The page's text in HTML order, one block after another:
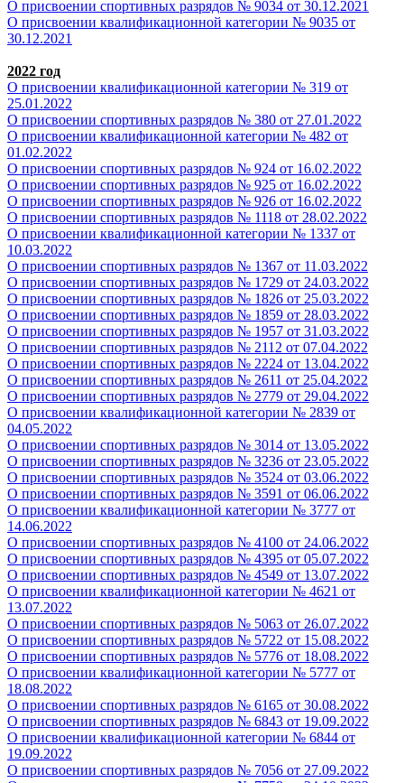
О присвоении спортивных разрядов № 9034 от 30.12.2021
О присвоении квалификационной категории № 9035 от
30.12.2021
2022 год
О присвоении квалификационной категории № 319 от
25.01.2022
О присвоении спортивных разрядов № 380 от 27.01.2022
О присвоении квалификационной категории № 482 от
01.02.2022
О присвоении спортивных разрядов № 924 от 16.02.2022
О присвоении спортивных разрядов № 925 от 16.02.2022
О присвоении спортивных разрядов № 926 от 16.02.2022
О присвоении спортивных разрядов № 1118 от 28.02.2022
О присвоении квалификационной категории № 1337 от
10.03.2022
О присвоении спортивных разрядов № 1367 от 11.03.2022
О присвоении спортивных разрядов № 1729 от 24.03.2022
О присвоении спортивных разрядов № 1826 от 25.03.2022
О присвоении спортивных разрядов № 1859 от 28.03.2022
О присвоении спортивных разрядов № 1957 от 31.03.2022
О присвоении спортивных разрядов № 2112 от 07.04.2022
О присвоении спортивных разрядов № 2224 от 13.04.2022
О присвоении спортивных разрядов № 2611 от 25.04.2022
О присвоении спортивных разрядов № 2779 от 29.04.2022
О присвоении квалификационной категории № 2839 от
04.05.2022
О присвоении спортивных разрядов № 3014 от 13.05.2022
О присвоении спортивных разрядов № 3236 от 23.05.2022
О присвоении спортивных разрядов № 3524 от 03.06.2022
О присвоении спортивных разрядов № 3591 от 06.06.2022
О присвоении квалификационной категории № 3777 от
14.06.2022
О присвоении спортивных разрядов № 4100 от 24.06.2022
О присвоении спортивных разрядов № 4395 от 05.07.2022
О присвоении спортивных разрядов № 4549 от 13.07.2022
О присвоении квалификационной категории № 4621 от
13.07.2022
О присвоении спортивных разрядов № 5063 от 26.07.2022
О присвоении спортивных разрядов № 5722 от 15.08.2022
О присвоении спортивных разрядов № 5776 от 18.08.2022
О присвоении квалификационной категории № 5777 от
18.08.2022
О присвоении спортивных разрядов № 6165 от 30.08.2022
О присвоении спортивных разрядов № 6843 от 19.09.2022
О присвоении квалификационной категории № 6844 от
19.09.2022
О присвоении спортивных разрядов № 7056 от 27.09.2022